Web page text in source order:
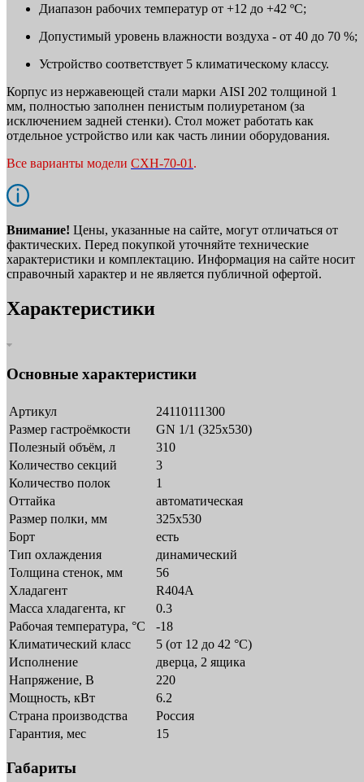
Диапазон рабочих температур от +12 до +42 ºС;
Допустимый уровень влажности воздуха - от 40 до 70 %;
Устройство соответствует 5 климатическому классу.
Корпус из нержавеющей стали марки AISI 202 толщиной 1
мм, полностью заполнен пенистым полиуретаном (за
исключением задней стенки). Стол может работать как
отдельное устройство или как часть линии оборудования.
Все варианты модели СХН-70-01 .
Внимание! Цены, указанные на сайте, могут отличаться от
фактических. Перед покупкой уточняйте технические
характеристики и комплектацию. Информация на сайте носит
справочный характер и не является публичной офертой.
Характеристики
Основные характеристики
Артикул
24110111300
Размер гастроёмкости
GN 1/1 (325х530)
Полезный объём, л
310
Количество секций
3
Количество полок
1
Оттайка
автоматическая
Размер полки, мм
325х530
Борт
есть
Тип охлаждения
динамический
Толщина стенок, мм
56
Хладагент
R404A
Масса хладагента, кг
0.3
Рабочая температура, °C
-18
Климатический класс
5 (от 12 до 42 °C)
Исполнение
дверца, 2 ящика
Напряжение, В
220
Мощность, кВт
6.2
Страна производства
Россия
Гарантия, мес
15
Габариты